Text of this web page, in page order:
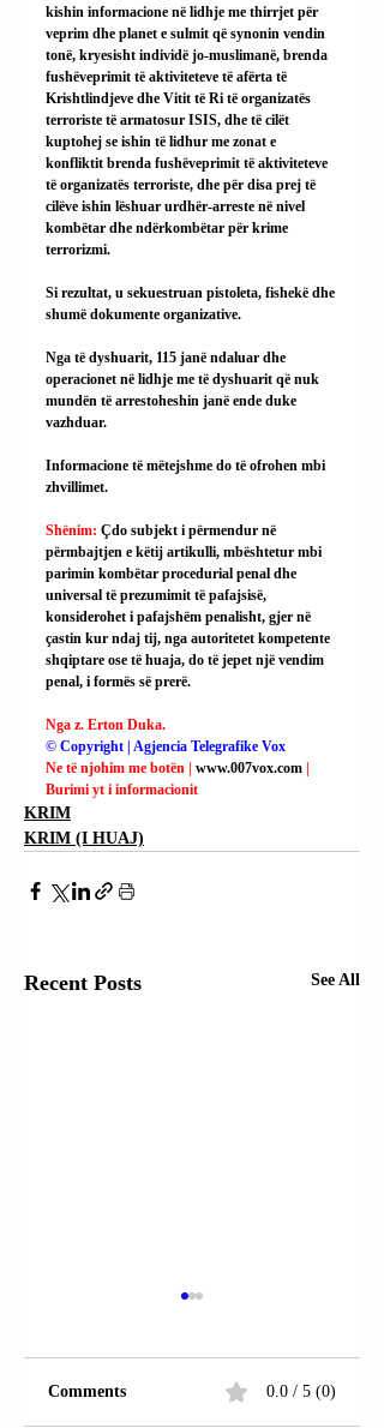
kishin informacione në lidhje me thirrjet për
veprim dhe planet e sulmit që synonin vendin
tonë, kryesisht individë jo-muslimanë, brenda
fushëveprimit të aktiviteteve të afërta të
Krishtlindjeve dhe Vitit të Ri të organizatës
terroriste të armatosur ISIS, dhe të cilët
kuptohej se ishin të lidhur me zonat e
konfliktit brenda fushëveprimit të aktiviteteve
të organizatës terroriste, dhe për disa prej të
cilëve ishin lëshuar urdhër-arreste në nivel
kombëtar dhe ndërkombëtar për krime
terrorizmi.
Si rezultat, u sekuestruan pistoleta, fishekë dhe
shumë dokumente organizative.
Nga të dyshuarit, 115 janë ndaluar dhe
operacionet në lidhje me të dyshuarit që nuk
mundën të arrestoheshin janë ende duke
vazhduar.
Informacione të mëtejshme do të ofrohen mbi
zhvillimet.
Shënim: Çdo subjekt i përmendur në
përmbajtjen e këtij artikulli, mbështetur mbi
parimin kombëtar procedurial penal dhe
universal të prezumimit të pafajsisë,
konsiderohet i pafajshëm penalisht, gjer në
çastin kur ndaj tij, nga autoritetet kompetente
shqiptare ose të huaja, do të jepet një vendim
penal, i formës së prerë.
Nga z. Erton Duka.
© Copyright | Agjencia Telegrafike Vox
Ne të njohim me botën | www.007vox.com |
Burimi yt i informacionit
KRIM
KRIM (I HUAJ)
Recent Posts See All
Comments 0.0 / 5 (0)